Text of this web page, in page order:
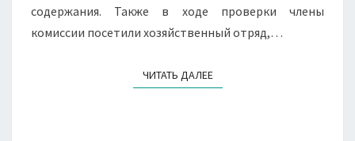
содержания. Также в ходе проверки члены
комиссии посетили хозяйственный отряд,…
ЧИТАТЬ ДАЛЕЕЧИТАТЬ ДАЛЕЕ